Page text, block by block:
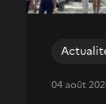
04 août